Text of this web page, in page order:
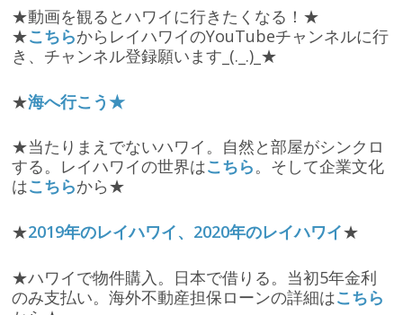
★動画を観るとハワイに行きたくなる！★
★こちらからレイハワイのYouTubeチャンネルに行
き、チャンネル登録願います_(._.)_★
★海へ行こう★
★当たりまえでないハワイ。自然と部屋がシンクロ
する。レイハワイの世界はこちら。そして企業文化
はこちらから★
★2019年のレイハワイ、2020年のレイハワイ★
★ハワイで物件購入。日本で借りる。当初5年金利
のみ支払い。海外不動産担保ローンの詳細はこちら